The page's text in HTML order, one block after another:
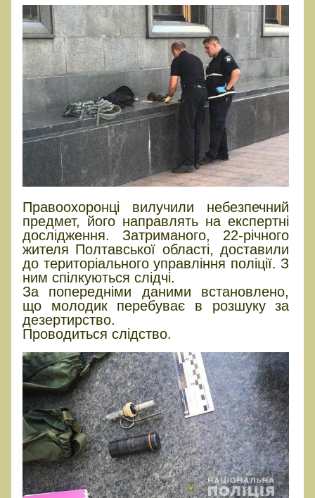
Правоохоронці вилучили небезпечний
предмет, його направлять на експертні
дослідження. Затриманого, 22-річного
жителя Полтавської області, доставили
до територіального управління поліції. З
ним спілкуються слідчі.
За попередніми даними встановлено,
що молодик перебуває в розшуку за
дезертирство.
Проводиться слідство.